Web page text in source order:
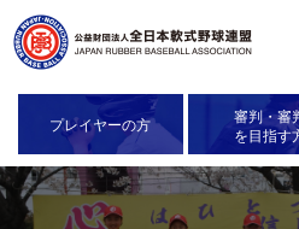
プレイヤーの方
審判・審
を目指す